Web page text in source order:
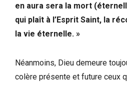
en aura sera la mort
qui plaît à l’Esprit Saint, la
la vie éternelle. »
Néanmoins, Dieu demeure
colère présente et future ceux